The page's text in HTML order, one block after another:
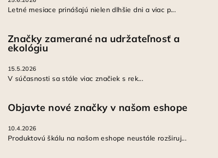
Letné mesiace prinášajú nielen dlhšie dni a viac p...
Značky zamerané na udržateľnosť a
ekológiu
15.5.2026
V súčasnosti sa stále viac značiek s rek...
Objavte nové značky v našom eshope
10.4.2026
Produktovú škálu na našom eshope neustále rozširuj...